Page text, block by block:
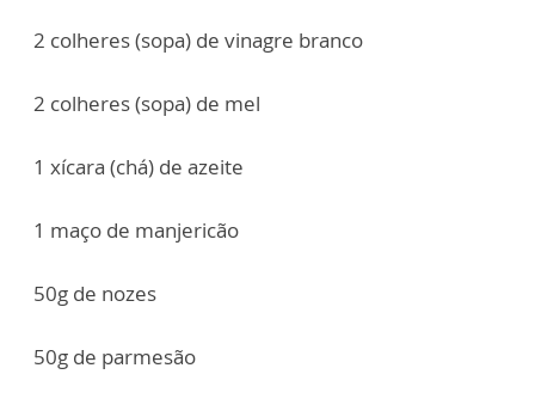
2 colheres (sopa) de vinagre branco
2 colheres (sopa) de mel
1 xícara (chá) de azeite
1 maço de manjericão
50g de nozes
50g de parmesão